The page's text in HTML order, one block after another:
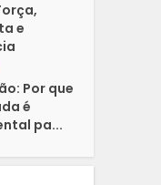
e
Por que
é
pa...